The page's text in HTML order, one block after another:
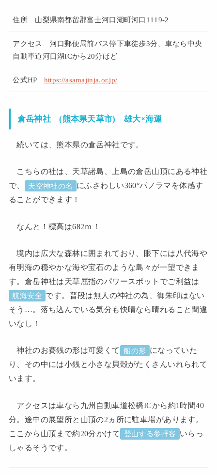
住所 山梨県南都留郡富士河口湖町河口1119-2
アクセス 河口郵便局前バス停下車徒歩3分、車なら中央
自動車道河口湖ICから20分ほど
公式HP https://asamajinja.or.jp/
倉岳神社 (熊本県天草市) 雄大×海運
続いては、熊本県の倉岳神社です。
こちらの社は、天草諸島、上島の倉岳山頂にある神社
で、
天空神社の名
にふさわしい360°パノラマを体感す
ることができます！
なんと！標高は682ｍ！
境内は広大な森林に囲まれており、眼下には八代海や
有明海の穏やかな海や宝石のような島々が一望できま
す。倉岳神社は天草屈指のパワースポットでご利益は
航海安全 です。普段は無人の神社の為、御朱印はない
そう…。落ち込んでいる気分も快晴なら晴れること間違
いなし！
神社のお賽銭の形は可愛くて 船の形
になっていた
り、その中には小銭と小さな貝殻がたくさんいれられて
います。
アクセスは車なら九州自動車道松橋ICから約1時間40
分。途中の展望所と山頂の2ヵ所に駐車場があります。
ここから山頂まで約20分かけて
登山する参拝客
いらっ
しゃるそうです。